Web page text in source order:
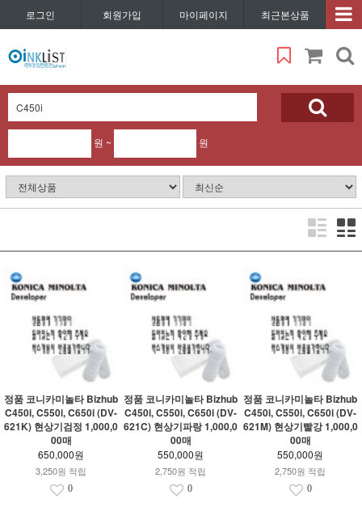
로그인 회원가입 마이페이지 최근본상품
원 ~ 원
정품 코니카미놀타 Bizhub
C450i, C550i, C650i (DV-
621K) 현상기검정 1,000,0
00매
650,000원
3,250원 적립
0
정품 코니카미놀타 Bizhub
C450i, C550i, C650i (DV-
621C) 현상기파랑 1,000,0
00매
550,000원
2,750원 적립
0
정품 코니카미놀타 Bizhub
C450i, C550i, C650i (DV-
621M) 현상기빨강 1,000,0
00매
550,000원
2,750원 적립
0